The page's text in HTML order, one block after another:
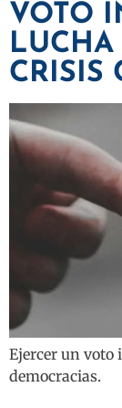
VOTO
CRISIS
Ejercer un voto
democracias.